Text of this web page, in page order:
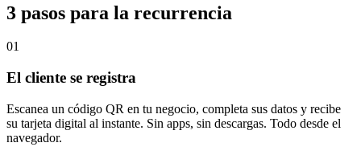
3 pasos para la recurrencia
01
El cliente se registra
Escanea un código QR en tu negocio, completa sus datos y recibe
su tarjeta digital al instante. Sin apps, sin descargas. Todo desde el
navegador.